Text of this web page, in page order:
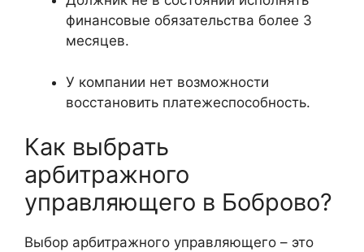
финансовые обязательства более 3
месяцев.
У компании нет возможности
восстановить платежеспособность.
Как выбрать
арбитражного
управляющего в Боброво?
Выбор арбитражного управляющего – это